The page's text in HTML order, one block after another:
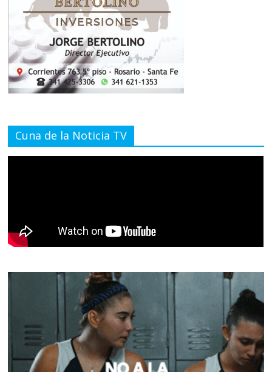
Cuna de la Noticia TV